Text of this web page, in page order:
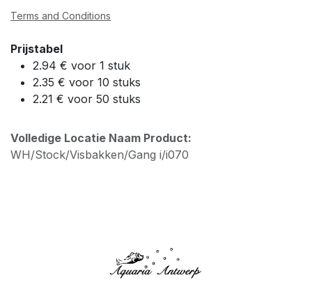
Terms and Conditions
Prijstabel
2.94 € voor 1 stuk
2.35 € voor 10 stuks
2.21 € voor 50 stuks
Volledige Locatie Naam Product:
WH/Stock/Visbakken/Gang i/i070